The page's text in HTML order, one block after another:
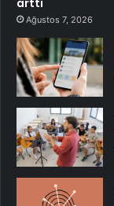
arttı
Ağustos 7, 2026